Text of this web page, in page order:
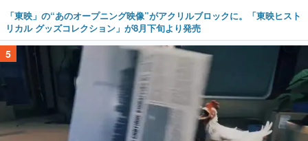
「東映」の“あのオープニング映像”がアクリルブロックに。「東映ヒスト
リカル グッズコレクション」が8月下旬より発売
5